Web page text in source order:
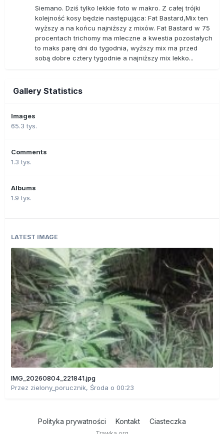
Siemano. Dziś tylko lekkie foto w makro. Z całej trójki
kolejność kosy będzie następująca: Fat Bastard,Mix ten
wyższy a na końcu najniższy z mixów. Fat Bastard w 75
procentach trichomy ma mleczne a kwestia pozostałych
to maks parę dni do tygodnia, wyższy mix ma przed
sobą dobre cztery tygodnie a najniższy mix lekko...
Gallery Statistics
Images
65.3 tys.
Comments
1.3 tys.
Albums
1.9 tys.
LATEST IMAGE
IMG_20260804_221841.jpg
Przez zielony_porucznik, Środa o 00:23
Polityka prywatności Kontakt Ciasteczka